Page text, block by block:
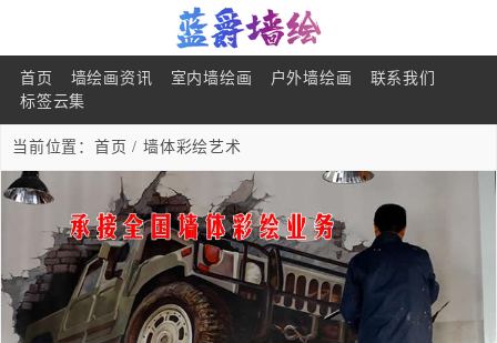
首页 墙绘画资讯 室内墙绘画 户外墙绘画
联系我们
标签云集
当前位置： 首页 / 墙体彩绘艺术